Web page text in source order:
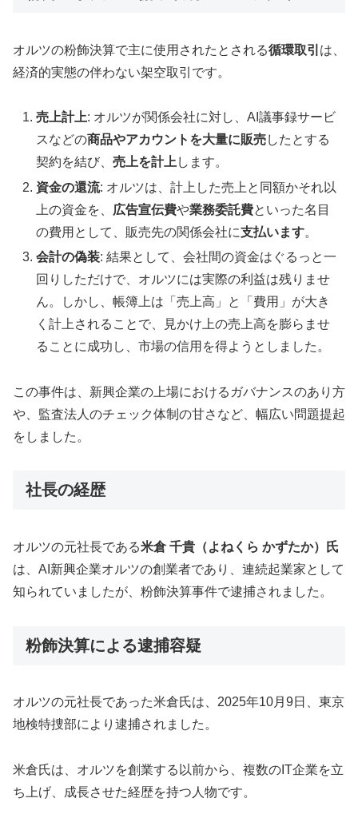
オルツの粉飾決算で主に使用されたとされる循環取引 は、
経済的実態の伴わない架空取引です。
売上計上: オルツが関係会社に対し、AI議事録サービ
スなどの商品やアカウントを大量に販売したとする
契約を結び、売上を計上 します。
資金の還流: オルツは、計上した売上と同額かそれ以
上の資金を、 広告宣伝費や業務委託費といった名目
の費用として、販売先の関係会社に支払います。
会計の偽装: 結果として、会社間の資金はぐるっと一
回りしただけで、オルツには実際の利益は残りませ
ん。しかし、帳簿上は「売上高」と「費用」が大き
く計上されることで、見かけ上の売上高を膨らませ
ることに成功し、市場の信用を得ようとしました。
この事件は、新興企業の上場におけるガバナンスのあり方
や、監査法人のチェック体制の甘さなど、幅広い問題提起
をしました。
社長の経歴
オルツの元社長である米倉 千貴（よねくら かずたか）氏
は、AI新興企業オルツの創業者であり、連続起業家として
知られていましたが、粉飾決算事件で逮捕されました。
粉飾決算による逮捕容疑
オルツの元社長であった米倉氏は、2025年10月9日、東京
地検特捜部により逮捕されました。
米倉氏は、オルツを創業する以前から、複数のIT企業を立
ち上げ、成長させた経歴を持つ人物です。